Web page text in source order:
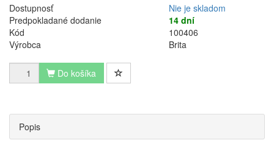
Dostupnosť
Nie je skladom
Predpokladané dodanie
14 dní
Kód
100406
Výrobca
Brita
Do košíka
Popis